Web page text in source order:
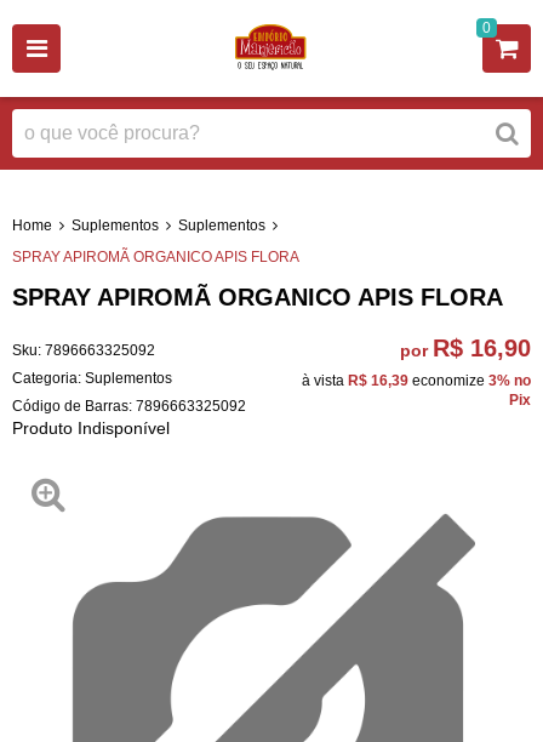
0
Home Suplementos
Suplementos
SPRAY APIROMÃ ORGANICO APIS FLORA
SPRAY APIROMÃ ORGANICO APIS FLORA
Sku: 7896663325092
Categoria: Suplementos
Código de Barras: 7896663325092
Produto Indisponível
por R$ 16,90
à vista R$ 16,39 economize 3% no
Pix